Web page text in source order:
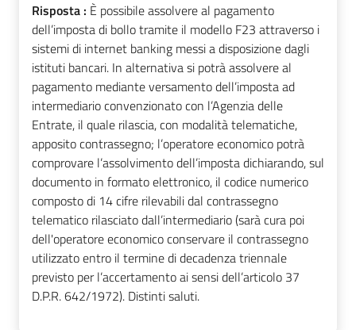
Risposta : È possibile assolvere al pagamento
dell’imposta di bollo tramite il modello F23 attraverso i
sistemi di internet banking messi a disposizione dagli
istituti bancari. In alternativa si potrà assolvere al
pagamento mediante versamento dell’imposta ad
intermediario convenzionato con l’Agenzia delle
Entrate, il quale rilascia, con modalità telematiche,
apposito contrassegno; l’operatore economico potrà
comprovare l’assolvimento dell’imposta dichiarando, sul
documento in formato elettronico, il codice numerico
composto di 14 cifre rilevabili dal contrassegno
telematico rilasciato dall’intermediario (sarà cura poi
dell'operatore economico conservare il contrassegno
utilizzato entro il termine di decadenza triennale
previsto per l’accertamento ai sensi dell’articolo 37
D.P.R. 642/1972). Distinti saluti.